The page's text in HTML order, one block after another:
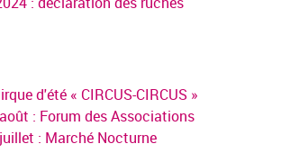
d'été « CIRCUS-CIRCUS »
: Forum des Associations
: Marché Nocturne